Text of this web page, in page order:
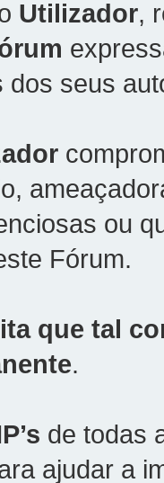
Utilizador,
dos seus
ou
Fórum.
que tal
.
de todas
ajudar a